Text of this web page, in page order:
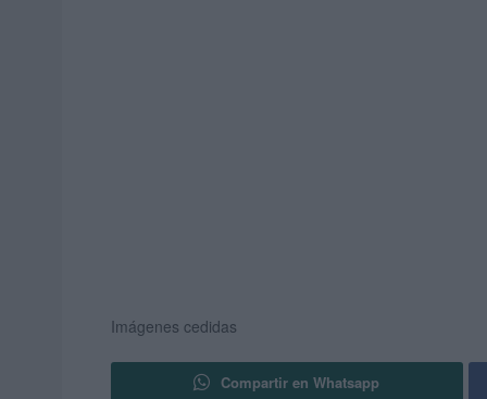
Imágenes cedidas
Compartir en Whatsapp